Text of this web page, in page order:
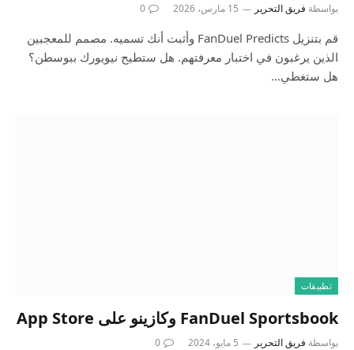
بواسطة فريق التحرير 15 مارس، 2026 0
قم بتنزيل FanDuel Predicts وأثبت أنك تسميه. مصمم للمعجبين
الذين يرغبون في اختبار معرفتهم. هل ستطيح نيويورك ببوسطن؟
هل ستغطي…
تطبيقات
بواسطة فريق التحرير 5 مايو، 2024 0